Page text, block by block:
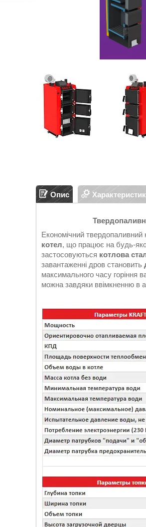
Опис
Економічний твердопаливний
котел, що працює на будь-
застосовуються котлова
завантаженні дров становить
максимального часу горіння
можна завдяки ввімкненню в